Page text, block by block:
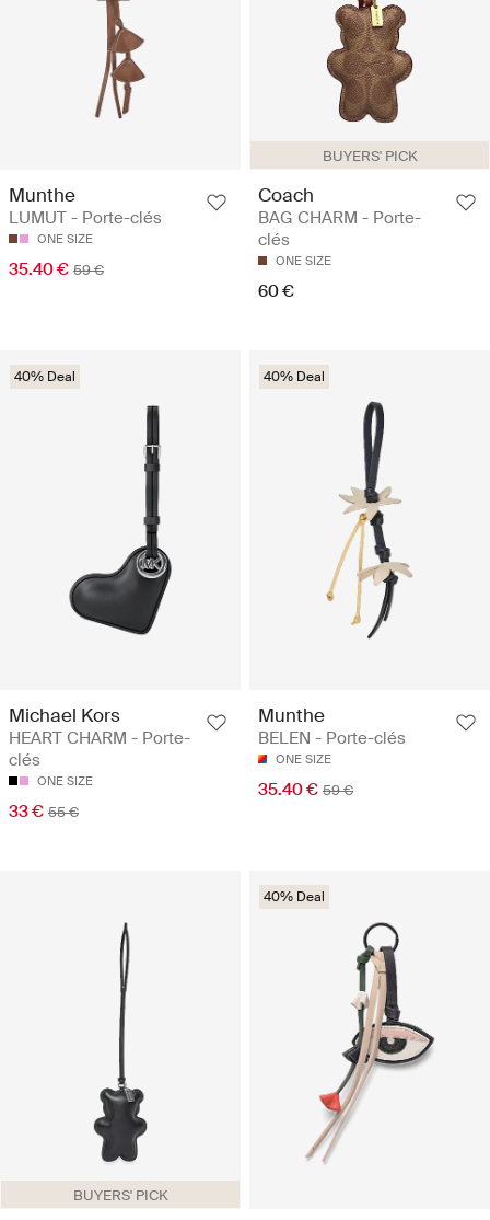
Munthe
LUMUT - Porte-clés
ONE SIZE
35.40 € 59 €
BUYERS' PICK
Coach
BAG CHARM - Porte-
clés
ONE SIZE
60 €
40% Deal
Michael Kors
HEART CHARM - Porte-
clés
ONE SIZE
33 € 55 €
40% Deal
Munthe
BELEN - Porte-clés
ONE SIZE
35.40 € 59 €
BUYERS' PICK
40% Deal